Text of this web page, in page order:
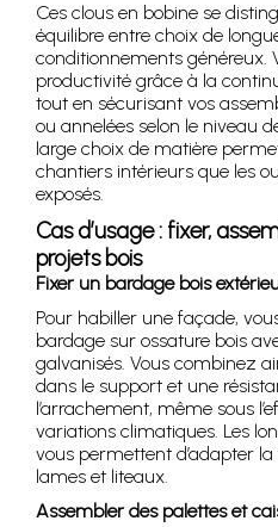
Ces clous en bobine se
équilibre entre choix de
conditionnements généreux.
productivité grâce à la
tout en sécurisant vos
ou annelées selon le niveau
large choix de matière
chantiers intérieurs que les
exposés.
Cas d’usage : fixer,
projets bois
Fixer un bardage bois
Pour habiller une façade,
bardage sur ossature bois
galvanisés. Vous combinez
dans le support et une
l’arrachement, même sous
variations climatiques. Les
vous permettent d’adapter la
lames et liteaux.
Assembler des palettes et